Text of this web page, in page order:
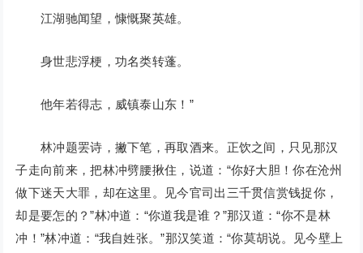
江湖驰闻望，慷慨聚英雄。
身世悲浮梗，功名类转蓬。
他年若得志，威镇泰山东！”
林冲题罢诗，撇下笔，再取酒来。正饮之间，只见那汉
子走向前来，把林冲劈腰揪住，说道：“你好大胆！你在沧州
做下迷天大罪，却在这里。见今官司出三千贯信赏钱捉你，
却是要怎的？”林冲道：“你道我是谁？”那汉道：“你不是林
冲！”林冲道：“我自姓张。”那汉笑道：“你莫胡说。见今壁上